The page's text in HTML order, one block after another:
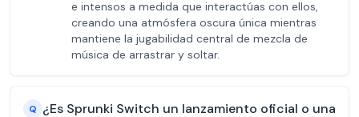
e intensos a medida que interactúas con ellos,
creando una atmósfera oscura única mientras
mantiene la jugabilidad central de mezcla de
música de arrastrar y soltar.
Q ¿Es Sprunki Switch un lanzamiento oficial o una